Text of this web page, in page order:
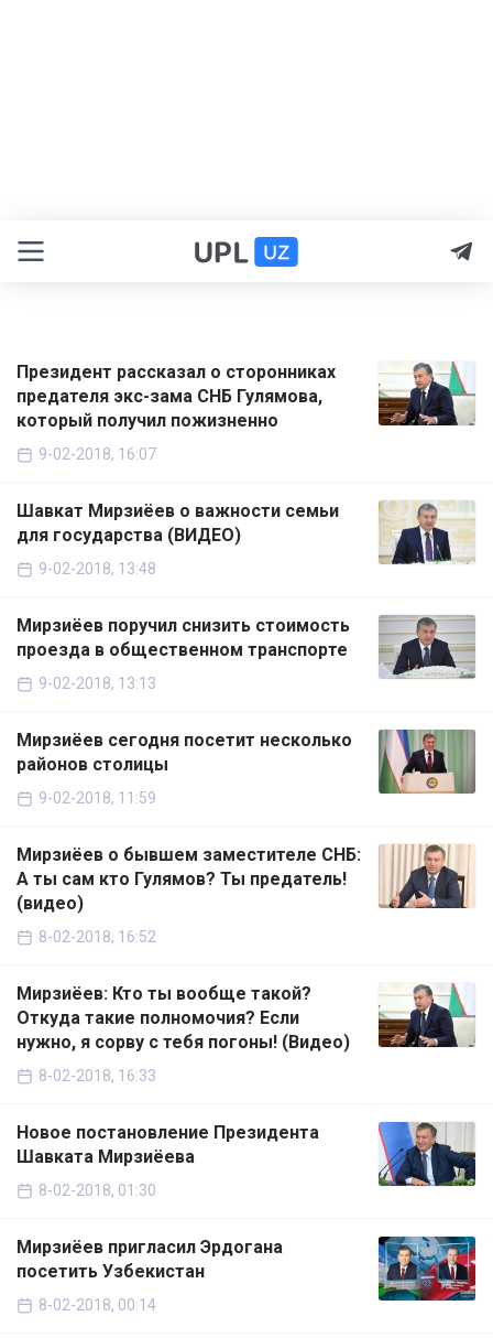
Президент рассказал о сторонниках
предателя экс-зама СНБ Гулямова,
который получил пожизненно
9-02-2018, 16:07
Шавкат Мирзиёев о важности семьи
для государства (ВИДЕО)
9-02-2018, 13:48
Мирзиёев поручил снизить стоимость
проезда в общественном транспорте
9-02-2018, 13:13
Мирзиёев сегодня посетит несколько
районов столицы
9-02-2018, 11:59
Мирзиёев о бывшем заместителе СНБ:
А ты сам кто Гулямов? Ты предатель!
(видео)
8-02-2018, 16:52
Мирзиёев: Кто ты вообще такой?
Откуда такие полномочия? Если
нужно, я сорву с тебя погоны! (Видео)
8-02-2018, 16:33
Новое постановление Президента
Шавката Мирзиёева
8-02-2018, 01:30
Мирзиёев пригласил Эрдогана
посетить Узбекистан
8-02-2018, 00:14